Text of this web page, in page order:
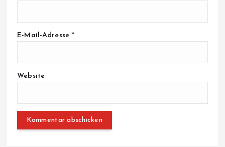
E-Mail-Adresse*
Website